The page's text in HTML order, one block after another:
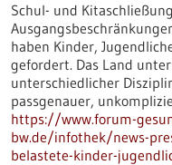
Schul- und
haben Kinder,
gefordert. Das Land
unterschiedlicher
passgenauer,
https://www.forum-
bw.de/infothek/news-
belastete-kinder-